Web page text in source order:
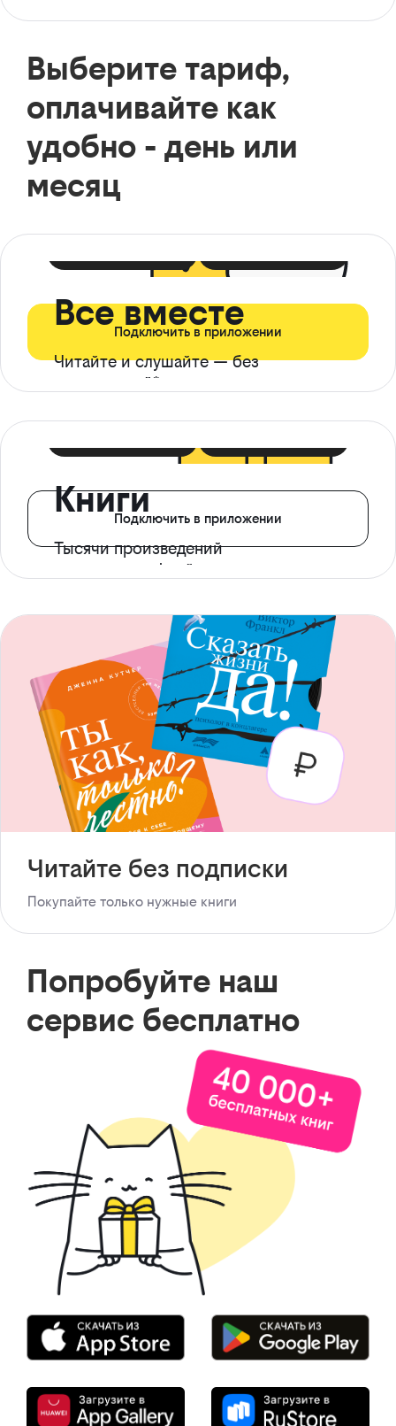
Выберите тариф,
оплачивайте как
удобно - день или
месяц
Все вместе
Читайте и слушайте — без
ограничений*
Подключить в приложении
Книги
Тысячи произведений
с доступом офлайн
Подключить в приложении
Читайте без подписки
Покупайте только нужные книги
Попробуйте наш
сервис бесплатно